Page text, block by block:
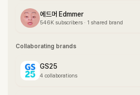
에드머 Edmmer
546K subscribers · 1 shared brand
Collaborating brands
GS25
4 collaborations